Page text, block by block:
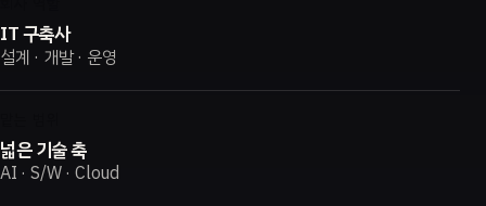
IT 구축사
설계 · 개발 · 운영
넓은 기술 축
AI · S/W · Cloud